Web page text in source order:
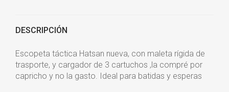
DESCRIPCIÓN
Escopeta táctica Hatsan nueva, con maleta rígida de
trasporte, y cargador de 3 cartuchos ,la compré por
capricho y no la gasto. Ideal para batidas y esperas